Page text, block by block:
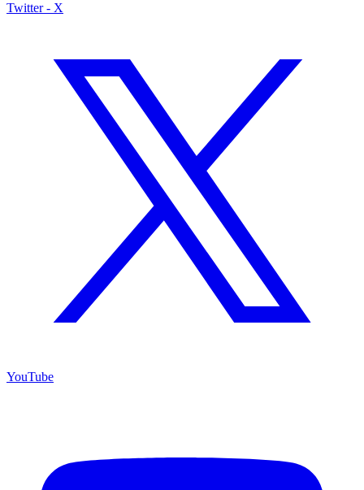
Twitter - X
YouTube